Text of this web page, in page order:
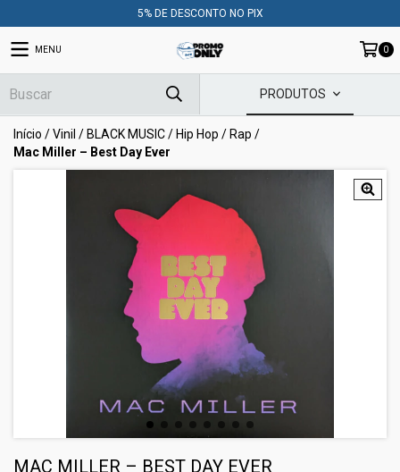
5% DE DESCONTO NO PIX
MENU 0
PRODUTOS
Início /Vinil / BLACK MUSIC/ Hip Hop / Rap /
Mac Miller – Best Day Ever
MAC MILLER – BEST DAY EVER